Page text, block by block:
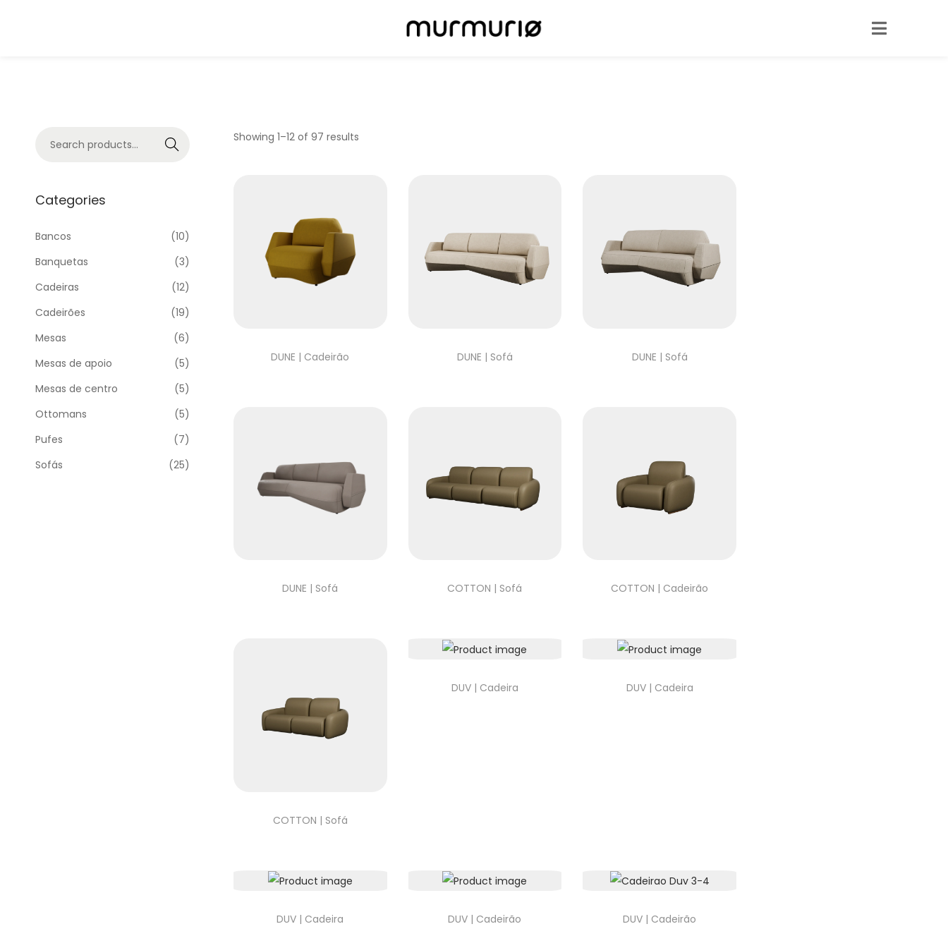
Showing 1–12of 97 results
DUNE | Cadeirão DUNE | Sofá DUNE | Sofá
DUNE | Sofá COTTON | Sofá COTTON | Cadeirão
COTTON | Sofá
DUV | Cadeira DUV | Cadeira
DUV | Cadeira DUV | Cadeirão DUV | Cadeirão
Search
Categories
Bancos
(10)
Banquetas
(3)
Cadeiras
(12)
Cadeirões
(19)
Mesas
(6)
Mesas de apoio
(5)
Mesas de centro
(5)
Ottomans
(5)
Pufes
(7)
Sofás
(25)